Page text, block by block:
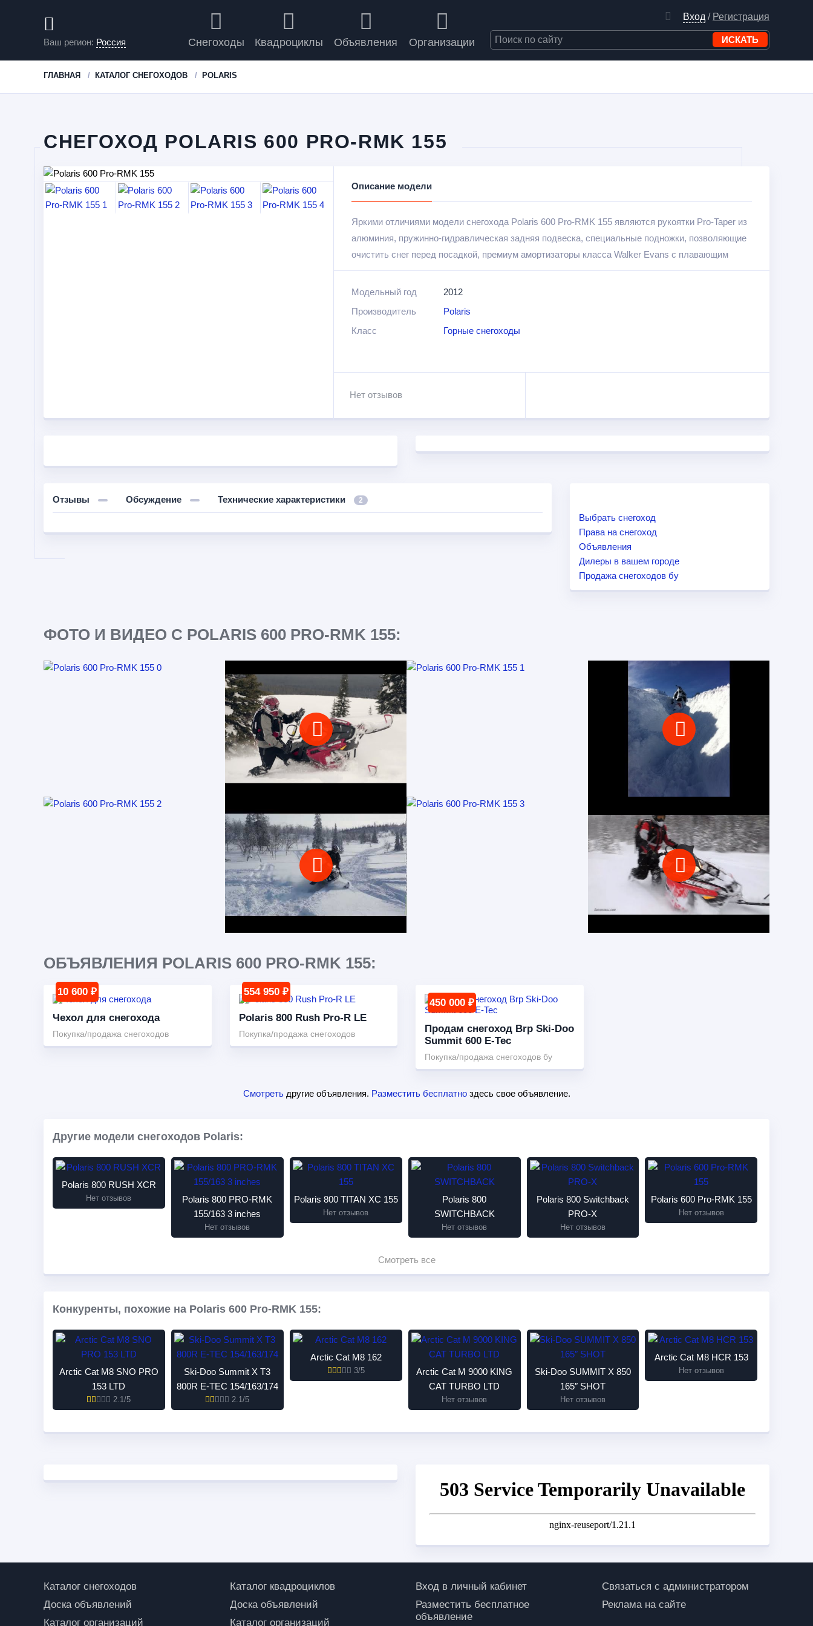
Ваш регион: Россия
Вход / Регистрация
Снегоходы Квадроциклы Объявления Организации
ГЛАВНАЯ КАТАЛОГ СНЕГОХОДОВ POLARIS
СНЕГОХОД POLARIS 600 PRO-RMK 155
Описание модели
Яркими отличиями модели снегохода Polaris 600 Pro-RMK 155 являются рукоятки Pro-Taper из
алюминия, пружинно-гидравлическая задняя подвеска, специальные подножки, позволяющие
очистить снег перед посадкой, премиум амортизаторы класса Walker Evans с плавающим
внутренним поршнем и менее тяжелые ротор и глушитель.
Модельный год
2012
Производитель
Polaris
Класс
Горные снегоходы
Нет отзывов
Отзывы Обсуждение Технические характеристики 2
Выбрать снегоход
Права на снегоход
Объявления
Дилеры в вашем городе
Продажа снегоходов бу
ФОТО И ВИДЕО С POLARIS 600 PRO-RMK 155:
ОБЪЯВЛЕНИЯ POLARIS 600 PRO-RMK 155:
10 600 ₽
Чехол для снегохода
Покупка/продажа снегоходов
554 950 ₽
Polaris 800 Rush Pro-R LE
Покупка/продажа снегоходов
450 000 ₽
Продам снегоход Brp Ski-Doo
Summit 600 E-Tec
Покупка/продажа снегоходов бу
Смотретьдругие объявления. Разместить бесплатноздесь свое объявление.
Другие модели снегоходов Polaris:
Polaris 800 RUSH XCR
Нет отзывов
Polaris 800 PRO-RMK
155/163 3 inches
Нет отзывов
Polaris 800 TITAN XC 155
Нет отзывов
Polaris 800
SWITCHBACK
Нет отзывов
Polaris 800 Switchback
PRO-X
Нет отзывов
Polaris 600 Pro-RMK 155
Нет отзывов
Смотреть все
Конкуренты, похожие на Polaris 600 Pro-RMK 155:
Arctic Cat M8 SNO PRO
153 LTD
2.1/5
Ski-Doo Summit X T3
800R E-TEC 154/163/174
2.1/5
Arctic Cat M8 162
3/5
Arctic Cat M 9000 KING
CAT TURBO LTD
Нет отзывов
Ski-Doo SUMMIT X 850
165″ SHOT
Нет отзывов
Arctic Cat M8 HCR 153
Нет отзывов
Каталог снегоходов
Доска объявлений
Каталог организаций
Каталог квадроциклов
Доска объявлений
Каталог организаций
Вход в личный кабинет
Разместить бесплатное
объявление
Связаться с администратором
Реклама на сайте